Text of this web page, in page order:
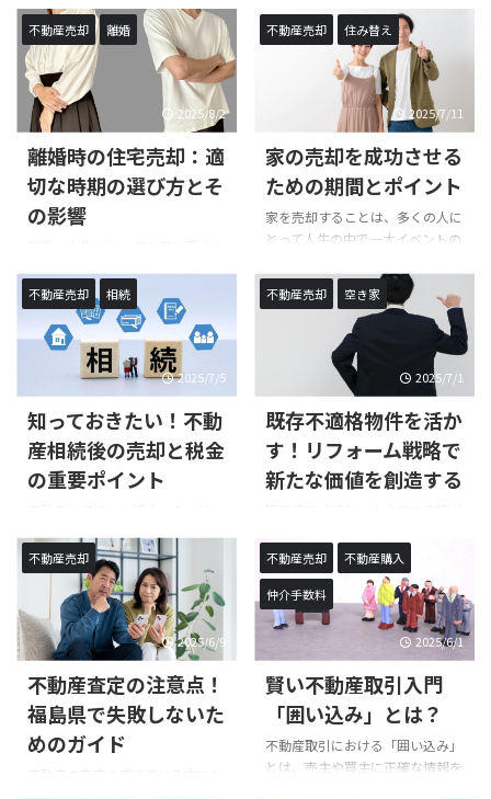
不動産の売却を考えている方にと
って、無料相談は大きな味方とな
ります。特に矢吹町にお住まいの
方にとって、不動産売却は大きな
決断です。しかし、どのように始
めればよいのか、疑問や不安もあ
るでしょう。本記事では、不動産
売却の無料相談のメリットや相談
の流れ、よくある質問についてわ
かりやすく解説します。相談を通
じて、専門家からのアドバイスを
却を進めることができるようにな
ります。この記事を通じて、あな
たの疑問や不安が解消され、一歩
を踏み出すきっかけになれば幸い
です。 #不動産売却 #相談無 ...
とではありません。特に鏡石町に
お住まいの方にとっては、不動産
を相続した際、タイミングや手続
きにおいて共通の不安や疑問があ
るのではないでしょうか。今回の
記事では、不動産相続の売却に関
連する特例について詳しく解説
し、どのような場面でどの特例が
使えるのかを理解することで、無
駄のないスムーズな手続きに役立
ててください。特に3000万円控
的なポイントを押さえることで、
より大きな金銭的利益を得られる
可能性についてもお話しします。
不動産売却 離婚
2025/8/2
離婚時の住宅売却：適
切な時期の選び方とそ
の影響
択肢や問題が存在します。その中
でも、住宅の売却は特に重要なテ
ーマの一つとなります。多くの場
合、共同名義で所有している家を
どうするかは、離婚における最重
要事項のひとつといえるでしょ
う。それは、経済的な側面だけで
なく、心理的な負担や生活の拠点
をどうするかという観点からも非
常に大きな影響を及ぼします。適
にも不可欠です。しかし、離婚時
にどのように住宅を売却すべき
か、そのタイミングをどう選ぶか
は、 ...
不動産売却 住み替え
2025/7/11
家の売却を成功させる
ための期間とポイント
家を売却することは、多くの人に
とって人生の中で一大イベントの
を手放すとなると、感情的な面で
もさまざまな思いがこみ上げてく
るものです。しかし、家を売却す
る際には、ただ感情に流されるの
ではなく、冷静に計画を立て、戦
略を練ることが重要です。売却を
成功させるためには、適切なタイ
ミングで始めることや、事前の準
備が欠かせません。また、不動産
市場の動向を理解し、売却活動中
きます。さらに、成功事例を参考
にすることで具体的なイメージを
...
不動産売却 相続
2025/7/5
知っておきたい！不動
産相続後の売却と税金
の重要ポイント
とは非常に大切です。しかし、多
くの人が何から手を付ければ良い
かわからず、複雑な手続きに戸惑
っています。この記事では、相続
不動産の売却時に関わる税金、特
例の利用法、申告手続き、そして
良くある疑問について詳しく解説
します。財産を守り、トラブルを
避けるための情報を提供し、安心
して手続きを進められるようサポ
不動産売却 空き家
2025/7/1
既存不適格物件を活か
す！リフォーム戦略で
新たな価値を創造する
のが「既存不適格物件」です。こ
れらの物件は、一般的には建築基
準法や土地利用規制に適合せず、
利用が制限されることが多いで
す。しかし、逆に言えば、そうし
た物件にはまだまだ多くの可能性
が秘められています。リフォーム
によって新たな価値を創造するこ
とができるのです。物件の特性や
立地条件を活かしつつ、安心安全
な空間を提供するためのリフォー
不動産売却
2025/6/9
不動産査定の注意点！
福島県で失敗しないた
めのガイド
不動産売却 不動産購入
仲介手数料
2025/6/1
賢い不動産取引入門
「囲い込み」とは？
不動産取引における「囲い込み」
とは、売主や買主に正確な情報を